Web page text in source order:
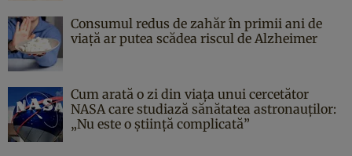
Consumul redus de zahăr în primii ani de
viață ar putea scădea riscul de Alzheimer
Cum arată o zi din viața unui cercetător
NASA care studiază sănătatea astronauților:
„Nu este o știință complicată”